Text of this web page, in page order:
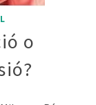
o